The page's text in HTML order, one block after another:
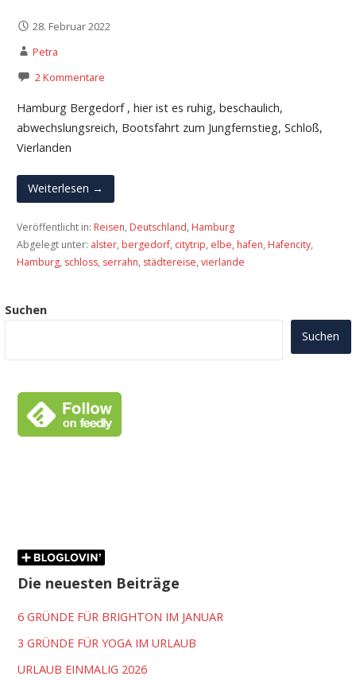
28. Februar 2022
Petra
2 Kommentare
Hamburg Bergedorf , hier ist es ruhig, beschaulich,
abwechslungsreich, Bootsfahrt zum Jungfernstieg, Schloß,
Vierlanden
Weiterlesen →
Veröffentlicht in: Reisen, Deutschland, Hamburg
Abgelegt unter: alster, bergedorf, citytrip, elbe, hafen, Hafencity,
Hamburg, schloss, serrahn, städtereise, vierlande
Suchen
Suchen
Die neuesten Beiträge
6 GRÜNDE FÜR BRIGHTON IM JANUAR
3 GRÜNDE FÜR YOGA IM URLAUB
URLAUB EINMALIG 2026